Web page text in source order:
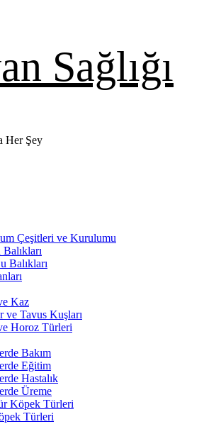
Sağlığı
Her Şey
Çeşitleri ve Kurulumu
Balıkları
Balıkları
Kaz
ve Tavus Kuşları
Horoz Türleri
Bakım
Eğitim
Hastalık
Üreme
Köpek Türleri
Türleri